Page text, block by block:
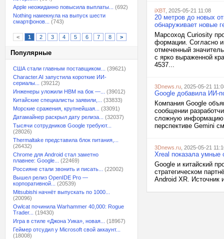
Apple неожиданно повысила выплаты...
(692)
Nothing намекнула на выпуск шести
смартфонов...
(743)
< 1 2 3 4 5 6 7 8 >
Популярные
США стали главным поставщиком...
(39621)
Character.AI запустила короткие ИИ-
сериалы...
(39212)
Инженеры уложили HBM на бок —...
(39012)
Китайские специалисты заявили,...
(33833)
Морские сражения, крупнейшая...
(33091)
Датамайнер раскрыл дату релиза...
(32037)
Тысячи сотрудников Google требуют...
(28026)
Thermaltake представила блок питания,...
(26432)
Chrome для Android стал заметно
плавнее: Google...
(22469)
Россияне стали звонить и писать...
(22002)
Вышел релиз OpenIDE Pro —
корпоративной...
(20539)
Mitsubishi начнёт выпускать по 1000...
(20096)
Owlcat починила Warhammer 40,000: Rogue
Trader...
(19430)
Игра в стиле «Джона Уика», новая...
(18967)
Геймер отсудил у Microsoft свой аккаунт...
(18008)
iXBT, 2025-05-21 11:08
20 метров до новых
обнаруживает новые
Марсоход Curiosity
формации. Согласно
отмеченный
с ярко выраженной
4537...
3Dnews.ru , 2025-05-21
Google добавила ИИ-
Компания Google
сообщении
сложную информацию
перспективе Gemini
3Dnews.ru , 2025-05-21
Xreal показала умные
Google и китайский
стратегическом
Android XR. Источник